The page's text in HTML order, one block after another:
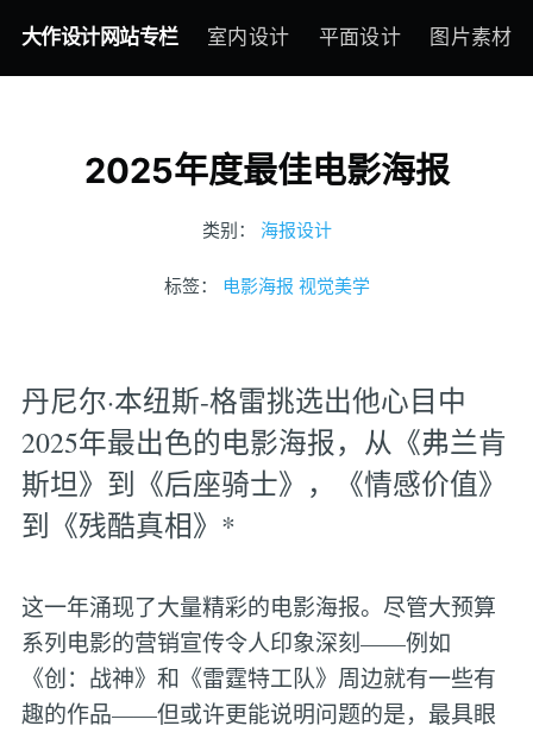
大作设计网站专栏 室内设计 平面设计 图片素材
2025年度最佳电影海报
类别： 海报设计
标签： 电影海报 视觉美学
丹尼尔·本纽斯-格雷挑选出他心目中
2025年最出色的电影海报，从《弗兰肯
斯坦》到《后座骑士》，《情感价值》
到《残酷真相》*
这一年涌现了大量精彩的电影海报。尽管大预算
系列电影的营销宣传令人印象深刻——例如
《创：战神》和《雷霆特工队》周边就有一些有
趣的作品——但或许更能说明问题的是，最具眼